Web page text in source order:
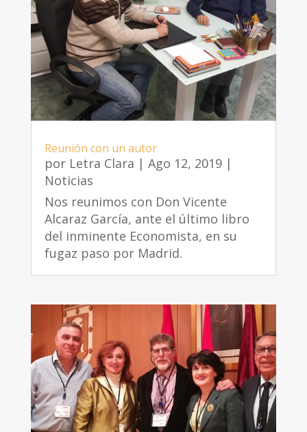
Reunión con un autor
por Letra Clara | Ago 12, 2019|
Noticias
Nos reunimos con Don Vicente
Alcaraz García, ante el último libro
del inminente Economista, en su
fugaz paso por Madrid.